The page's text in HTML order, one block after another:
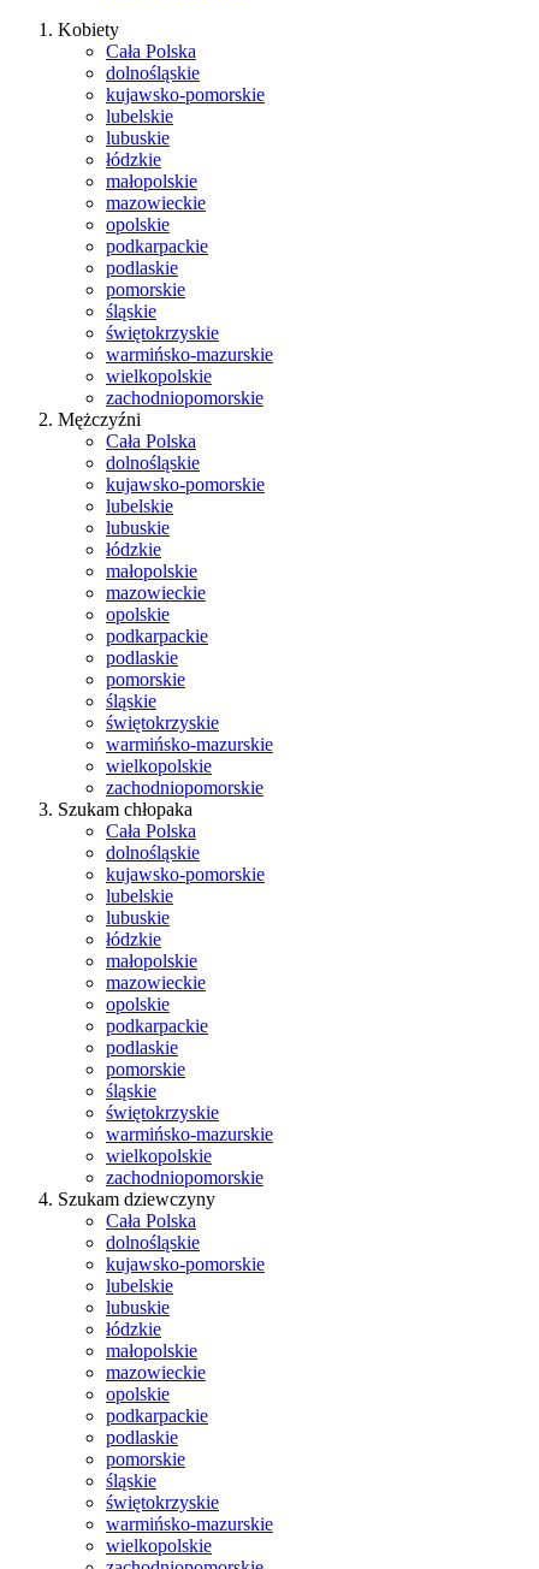
Kobiety
Cała Polska
dolnośląskie
kujawsko-pomorskie
lubelskie
lubuskie
łódzkie
małopolskie
mazowieckie
opolskie
podkarpackie
podlaskie
pomorskie
śląskie
świętokrzyskie
warmińsko-mazurskie
wielkopolskie
zachodniopomorskie
Mężczyźni
Cała Polska
dolnośląskie
kujawsko-pomorskie
lubelskie
lubuskie
łódzkie
małopolskie
mazowieckie
opolskie
podkarpackie
podlaskie
pomorskie
śląskie
świętokrzyskie
warmińsko-mazurskie
wielkopolskie
zachodniopomorskie
Szukam chłopaka
Cała Polska
dolnośląskie
kujawsko-pomorskie
lubelskie
lubuskie
łódzkie
małopolskie
mazowieckie
opolskie
podkarpackie
podlaskie
pomorskie
śląskie
świętokrzyskie
warmińsko-mazurskie
wielkopolskie
zachodniopomorskie
Szukam dziewczyny
Cała Polska
dolnośląskie
kujawsko-pomorskie
lubelskie
lubuskie
łódzkie
małopolskie
mazowieckie
opolskie
podkarpackie
podlaskie
pomorskie
śląskie
świętokrzyskie
warmińsko-mazurskie
wielkopolskie